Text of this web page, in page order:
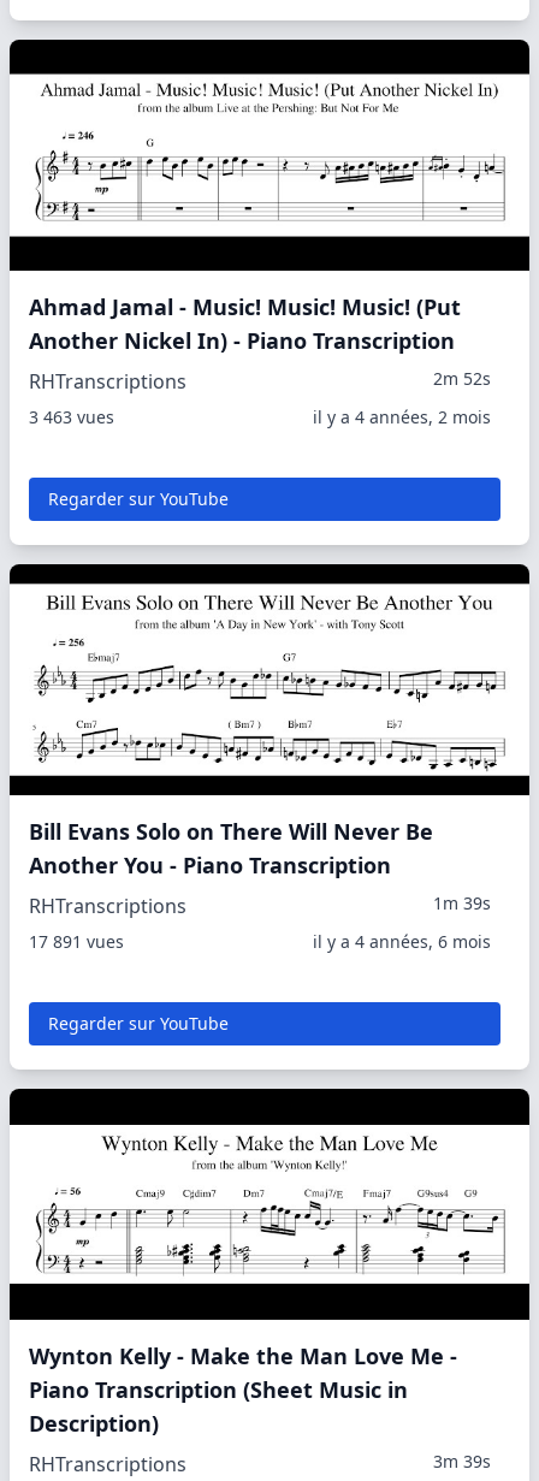
Ahmad Jamal - Music! Music! Music! (Put
Another Nickel In) - Piano Transcription
RHTranscriptions
2m 52s
3 463 vues
il y a 4 années, 2 mois
Regarder sur YouTube
Bill Evans Solo on There Will Never Be
Another You - Piano Transcription
RHTranscriptions
1m 39s
17 891 vues
il y a 4 années, 6 mois
Regarder sur YouTube
Wynton Kelly - Make the Man Love Me -
Piano Transcription (Sheet Music in
Description)
RHTranscriptions 3m 39s